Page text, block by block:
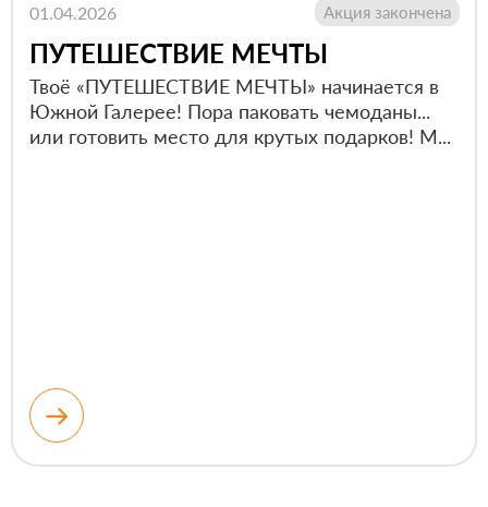
01.04.2026 Акция закончена
ПУТЕШЕСТВИЕ МЕЧТЫ
Твоё «ПУТЕШЕСТВИЕ МЕЧТЫ» начинается в
Южной Галерее! Пора паковать чемоданы...
или готовить место для крутых подарков! М...